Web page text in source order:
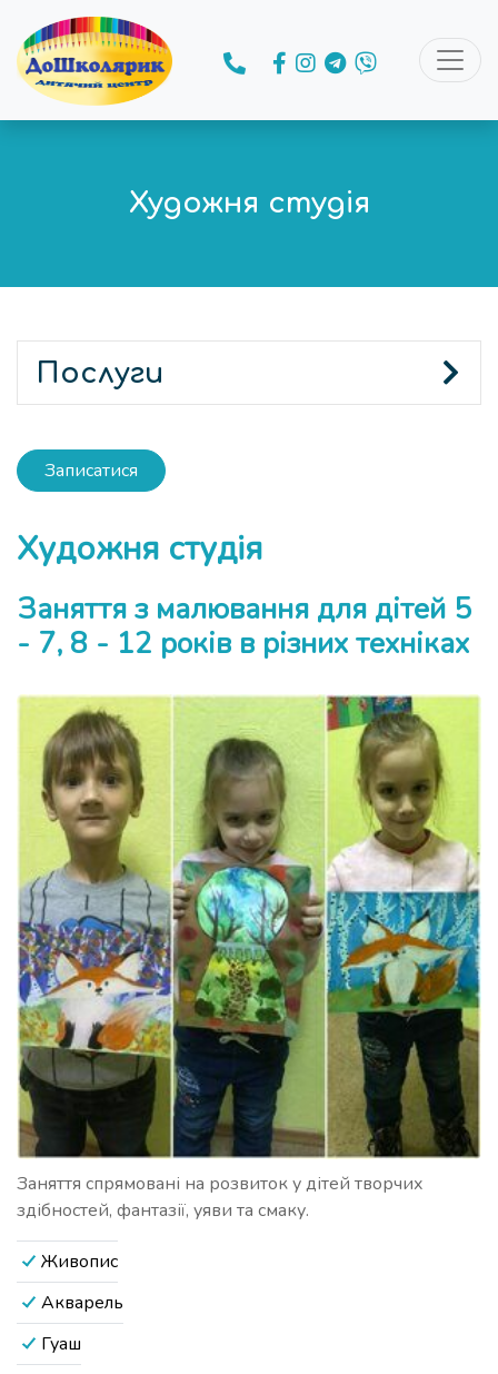
Художня студія
Послуги
Записатися
Художня студія
Заняття з малювання для дітей 5
- 7, 8 - 12 років в різних техніках
Заняття спрямовані на розвиток у дітей творчих
здібностей, фантазії, уяви та смаку.
Живопис
Акварель
Гуаш